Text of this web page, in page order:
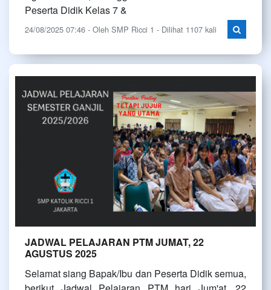
Peserta Didik Kelas 7 &
24/08/2025 07:46 - Oleh SMP Ricci 1 - Dilihat 1107 kali
JADWAL PELAJARAN PTM JUMAT, 22
AGUSTUS 2025
Selamat siang Bapak/Ibu dan Peserta Didik semua,